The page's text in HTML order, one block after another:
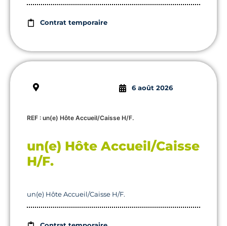
Contrat temporaire
6 août 2026
REF : un(e) Hôte Accueil/Caisse H/F.
un(e) Hôte Accueil/Caisse
H/F.
un(e) Hôte Accueil/Caisse H/F.